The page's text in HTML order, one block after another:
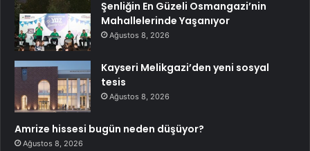
Şenliğin En Güzeli Osmangazi’nin
Mahallelerinde Yaşanıyor
Ağustos 8, 2026
Kayseri Melikgazi’den yeni sosyal
tesis
Ağustos 8, 2026
Amrize hissesi bugün neden düşüyor?
Ağustos 8, 2026